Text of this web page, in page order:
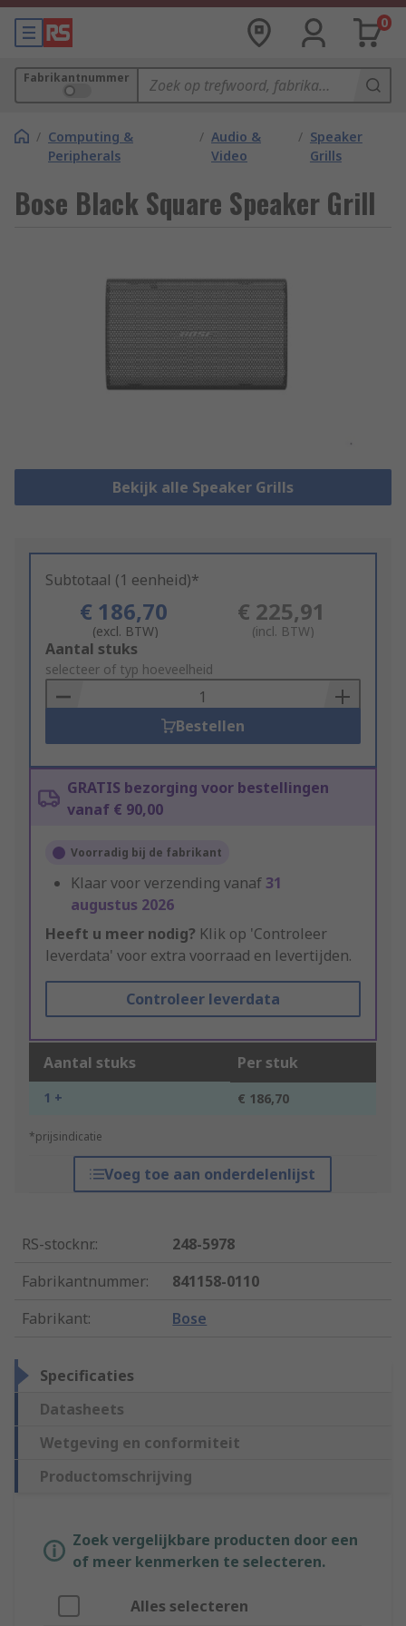
0
Fabrikantnummer
/ Computing &
Peripherals
/ Audio &
Video
/ Speaker
Grills
Bose Black Square Speaker Grill
Bekijk alle Speaker Grills
Subtotaal (1 eenheid)*
€ 186,70
(excl. BTW)
€ 225,91
(incl. BTW)
Add
to
Basket
Aantal stuks
selecteer of typ hoeveelheid
Bestellen
GRATIS bezorging voor bestellingen
vanaf € 90,00
Voorradig bij de fabrikant
Klaar voor verzending vanaf31
augustus 2026
Heeft u meer nodig? Klik op 'Controleer
leverdata' voor extra voorraad en levertijden.
Controleer leverdata
Aantal stuks Per stuk
1 + € 186,70
*prijsindicatie
Voeg toe aan onderdelenlijst
RS-stocknr.:
248-5978
Fabrikantnummer:
841158-0110
Fabrikant: Bose
Specificaties
Datasheets
Wetgeving en conformiteit
Productomschrijving
Zoek vergelijkbare producten door een
of meer kenmerken te selecteren.
Alles selecteren